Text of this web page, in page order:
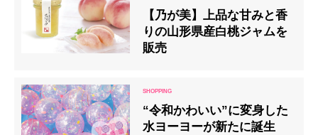
【乃が美】上品な甘みと香
りの山形県産白桃ジャムを
販売
“令和かわいい”に変身した
水ヨーヨーが新たに誕生